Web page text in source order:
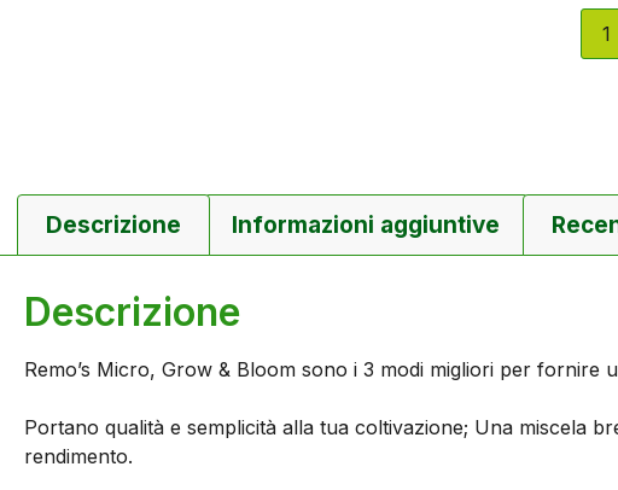
Descrizione Informazioni aggiuntive
Descrizione
Remo’s Micro, Grow & Bloom sono i 3 modi migliori per fornire
Portano qualità e semplicità alla tua coltivazione; Una miscela
rendimento.